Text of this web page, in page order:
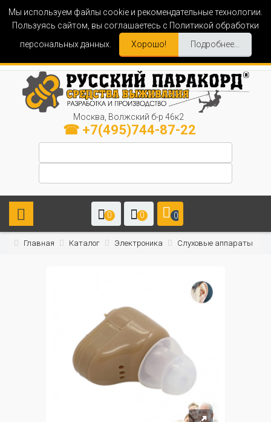
Мы используем файлы cookie и рекомендательные технологии.
Пользуясь сайтом, вы соглашаетесь с Политикой обработки
персональных данных.
Хорошо! Подробнее...
Москва, Волжский б-р 46к2
☎ +7(495)744-87-22
0 0 0
Главная Каталог Электроника Слуховые аппараты